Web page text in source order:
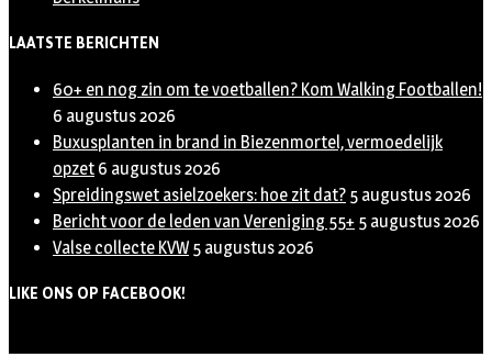
LAATSTE BERICHTEN
60+ en nog zin om te voetballen? Kom Walking Footballen!
6 augustus 2026
Buxusplanten in brand in Biezenmortel, vermoedelijk
opzet 6 augustus 2026
Spreidingswet asielzoekers: hoe zit dat? 5 augustus 2026
Bericht voor de leden van Vereniging 55+ 5 augustus 2026
Valse collecte KVW 5 augustus 2026
LIKE ONS OP FACEBOOK!